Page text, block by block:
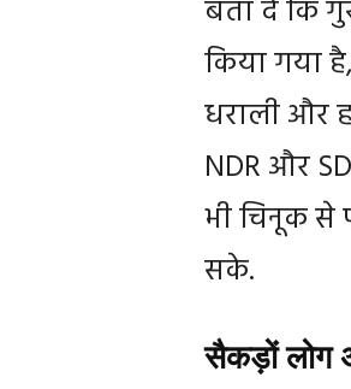
बता दें कि
किया गया
धराली और
NDR और
भी चिनूक से
सके.
सैकड़ों लोग